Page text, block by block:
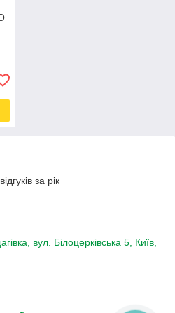
за рік
вул. Білоцерківська 5, Київ,